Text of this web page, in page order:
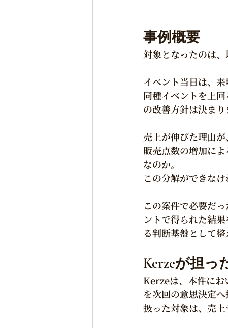
事例概要
対象となったのは
イベント当日は、
同種イベントを上
の改善方針は決まり
売上が伸びた理由
販売点数の増加に
なのか。
この分解ができな
この案件で必要だ
ントで得られた結
る判断基盤として整
Kerzeが担っ
Kerzeは、本件にお
を次回の意思決定
扱った対象は、売上